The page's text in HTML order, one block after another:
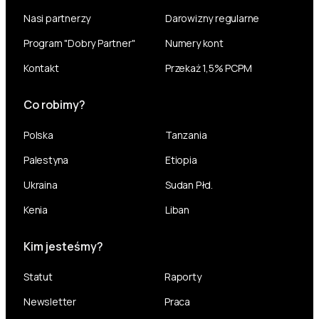
Nasi partnerzy
Program "Dobry Partner"
Kontakt
Darowizny regularne
Numery kont
Przekaż 1,5% PCPM
Co robimy?
Polska
Palestyna
Ukraina
Kenia
Tanzania
Etiopia
Sudan Płd.
Liban
Kim jesteśmy?
Statut
Raporty
Newsletter
Praca